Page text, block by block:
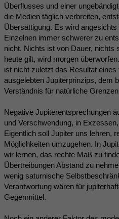
Überflusses und einer
die Medien täglich verbreiten,
Übersättigung. Es wird
Einzelnen immer schwerer zu
nicht. Nichts ist von Dauer, nichts
heute gilt, wird morgen
ist nicht zuletzt das Resultat
ausgelebten Jupiterprinzips, dem
Verständnis für natürliche
Negative Jupiterentsprechungen
und Verschwendung, in
Eigentlich soll Jupiter uns lehren,
Möglichkeiten umzugehen. In
wir lernen, das rechte Maß zu
Übertreibungen Abstand zu
wenig saturnische
Verantwortung wären für
Gegenmittel.